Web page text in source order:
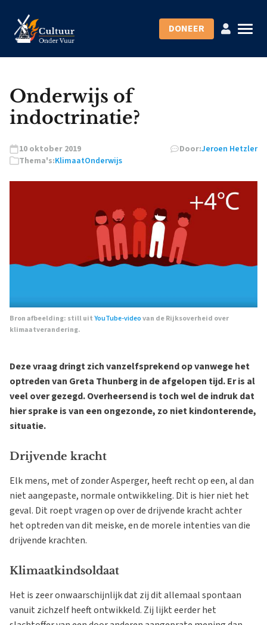
DONEER
Onderwijs of
indoctrinatie?
10 oktober 2019 Door:Jeroen Hetzler
Thema's:KlimaatOnderwijs
Bron afbeelding: still uitYouTube-videovan de Rijksoverheid over
klimaatverandering.
Deze vraag dringt zich vanzelfsprekend op vanwege het
optreden van Greta Thunberg in de afgelopen tijd. Er is al
veel over gezegd. Overheersend is toch wel de indruk dat
hier sprake is van een ongezonde, zo niet kindonterende,
situatie.
Drijvende kracht
Elk mens, met of zonder Asperger, heeft recht op een, al dan
niet aangepaste, normale ontwikkeling. Dit is hier niet het
geval. Dit roept vragen op over de drijvende kracht achter
het optreden van dit meiske, en de morele intenties van die
drijvende krachten.
Klimaatkindsoldaat
Het is zeer onwaarschijnlijk dat zij dit allemaal spontaan
vanuit zichzelf heeft ontwikkeld. Zij lijkt eerder het